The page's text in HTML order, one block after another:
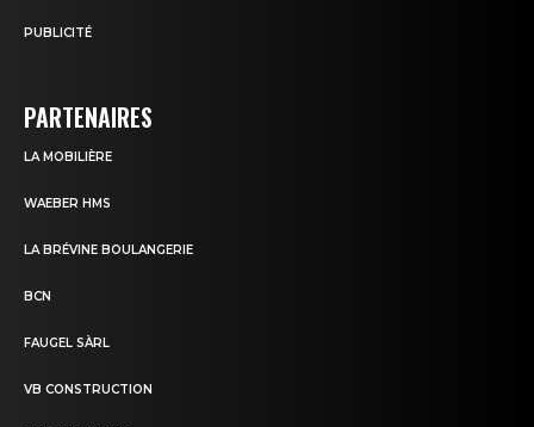
PUBLICITÉ
PARTENAIRES
LA MOBILIÈRE
WAEBER HMS
LA BRÉVINE BOULANGERIE
BCN
FAUGEL SÀRL
VB CONSTRUCTION